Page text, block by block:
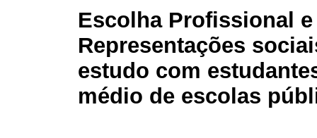
Escolha Profissional e
Representações
estudo com
médio de escolas